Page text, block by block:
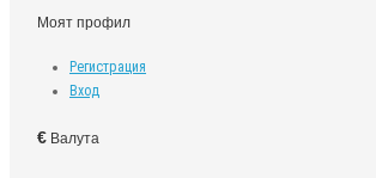
Моят профил
Регистрация
Вход
€ Валута